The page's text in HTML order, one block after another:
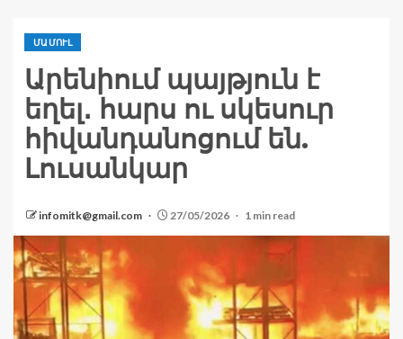
ՄԱՄՈՒԼ
Արենիում պայթյուն է
եղել․ հարս ու սկեսուր
հիվանդանոցում են.
Լուսանկար
infomitk@gmail.com 27/05/2026 1 min read